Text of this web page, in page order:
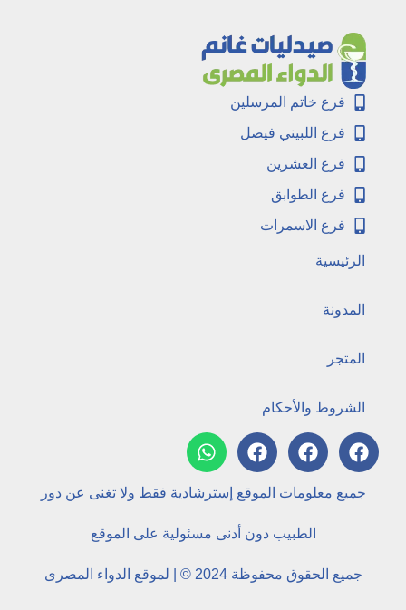
فرع خاتم المرسلين
فرع اللبيني فيصل
فرع العشرين
فرع الطوابق
فرع الاسمرات
الرئيسية
المدونة
المتجر
الشروط والأحكام
جميع معلومات الموقع إسترشادية فقط ولا تغنى عن دور
الطبيب دون أدنى مسئولية على الموقع
جميع الحقوق محفوظة 2024 © | لموقع الدواء المصرى